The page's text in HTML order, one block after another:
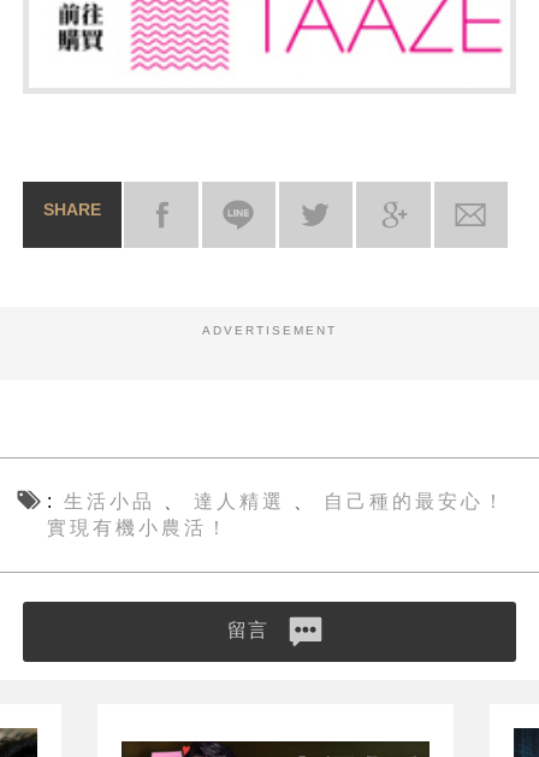
SHARE
ADVERTISEMENT
生活小品 、 達人精選 、
自己種的最安心！
實現有機小農活！
留言